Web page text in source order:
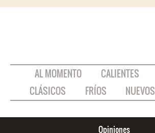
AL MOMENTO CALIENTES
CLÁSICOS
FRÍOS NUEVOS
Opiniones